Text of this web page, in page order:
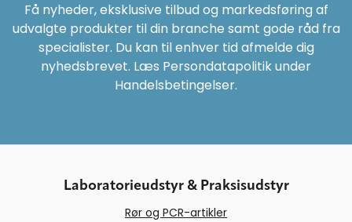
Få nyheder, eksklusive tilbud og markedsføring af
udvalgte produkter til din branche samt gode råd fra
specialister. Du kan til enhver tid afmelde dig
nyhedsbrevet. Læs Persondatapolitik under
Handelsbetingelser.
Laboratorieudstyr & Praksisudstyr
Rør og PCR-artikler